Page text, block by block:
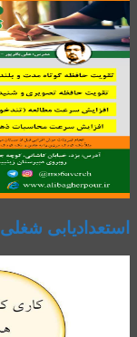
استعدادیابی شغلی